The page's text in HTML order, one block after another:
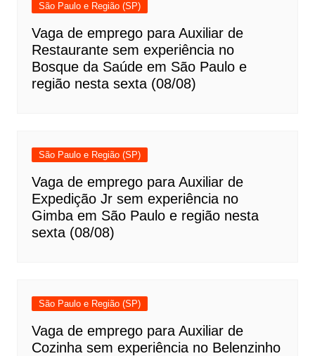
São Paulo e Região (SP)
Vaga de emprego para Auxiliar de
Restaurante sem experiência no
Bosque da Saúde em São Paulo e
região nesta sexta (08/08)
São Paulo e Região (SP)
Vaga de emprego para Auxiliar de
Expedição Jr sem experiência no
Gimba em São Paulo e região nesta
sexta (08/08)
São Paulo e Região (SP)
Vaga de emprego para Auxiliar de
Cozinha sem experiência no Belenzinho